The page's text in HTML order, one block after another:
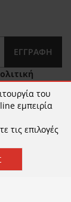
ΕΓΓΡΑΦΉ
του
εμπειρία
τις επιλογές